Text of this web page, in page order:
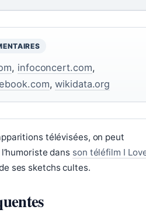
, infoconcert.com,
,wikidata.org
télévisées, on peut
dans son téléfilm I
ses sketchs cultes.